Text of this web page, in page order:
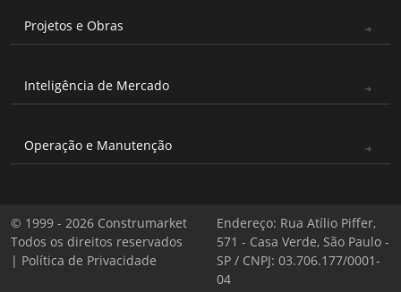
Projetos e Obras
Inteligência de Mercado
Operação e Manutenção
© 1999 - 2026 Construmarket
Todos os direitos reservados
| Política de Privacidade
Endereço: Rua Atílio Piffer,
571 - Casa Verde, São Paulo -
SP / CNPJ: 03.706.177/0001-
04